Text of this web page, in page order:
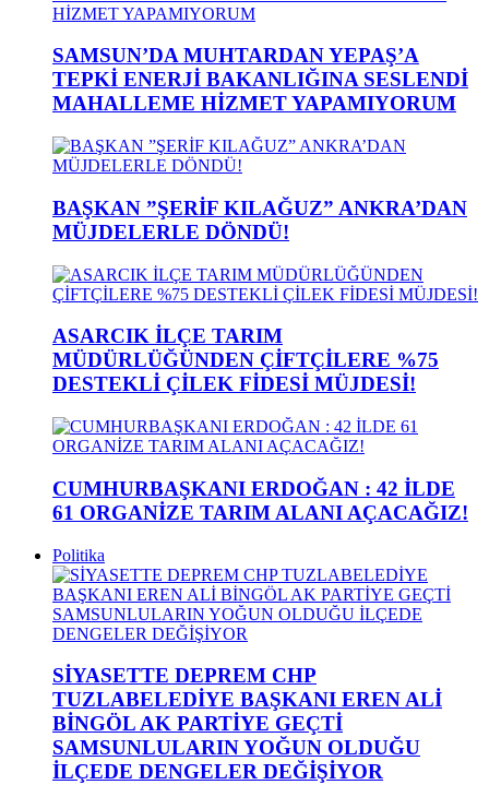
SAMSUN’DA MUHTARDAN YEPAŞ’A
TEPKİ ENERJİ BAKANLIĞINA SESLENDİ
MAHALLEME HİZMET YAPAMIYORUM
BAŞKAN ”ŞERİF KILAĞUZ” ANKRA’DAN
MÜJDELERLE DÖNDÜ!
ASARCIK İLÇE TARIM
MÜDÜRLÜĞÜNDEN ÇİFTÇİLERE %75
DESTEKLİ ÇİLEK FİDESİ MÜJDESİ!
CUMHURBAŞKANI ERDOĞAN : 42 İLDE
61 ORGANİZE TARIM ALANI AÇACAĞIZ!
Politika
SİYASETTE DEPREM CHP
TUZLABELEDİYE BAŞKANI EREN ALİ
BİNGÖL AK PARTİYE GEÇTİ
SAMSUNLULARIN YOĞUN OLDUĞU
İLÇEDE DENGELER DEĞİŞİYOR